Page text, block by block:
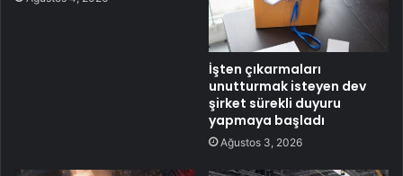
İşten çıkarmaları
unutturmak isteyen dev
şirket sürekli duyuru
yapmaya başladı
Ağustos 3, 2026